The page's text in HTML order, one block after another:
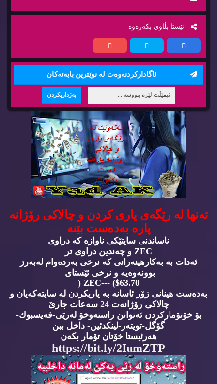
ئێستا بڵاوی بكه‌ره‌وه‌
ئاگاداركردنه‌وه‌ت له‌ نوێترین بابه‌ته‌كان
ته‌نها له‌ رێگه‌ی یاری كردن و چالاكی رۆژانه‌
پاره‌ به‌ده‌ست بێنه‌
ناساندنی سایتێكی ناوازه‌ كه‌ دراوی
ZEC و چه‌ندین دراوی تر
ئه‌دات به‌ به‌كارهینه‌رانی كه‌ نرخی به‌رده‌وام له‌به‌رز
بوونه‌وه‌یه‌ و نرخی ئێستای
$63.70) ---ZEC (
به‌ده‌ست هینانی زۆر ئاسانه‌ به‌ یاریكردن له‌ سایته‌كه‌یان و
چالاكی رۆژانه‌ت 24 سه‌عات جارێ
بۆ خۆتۆماركردن ئه‌توانن راسته‌وخۆ له‌رێی-فه‌یسبوك-
گۆگل-تویته‌ر-لینكدئین- داخل ببن
هه‌رئیستا خۆتان تۆمار بكه‌ن
https://bit.ly/2IumZTP